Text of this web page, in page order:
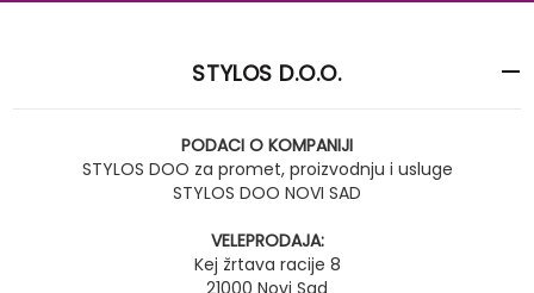
STYLOS D.O.O.
PODACI O KOMPANIJI
STYLOS DOO za promet, proizvodnju i usluge
STYLOS DOO NOVI SAD
VELEPRODAJA:
Kej žrtava racije 8
21000 Novi Sad